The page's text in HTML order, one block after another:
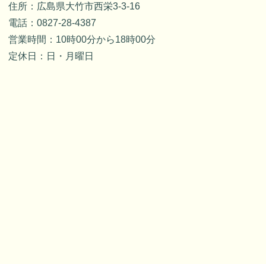
住所：広島県大竹市西栄3-3-16
電話：0827-28-4387
営業時間：10時00分から18時00分
定休日：日・月曜日